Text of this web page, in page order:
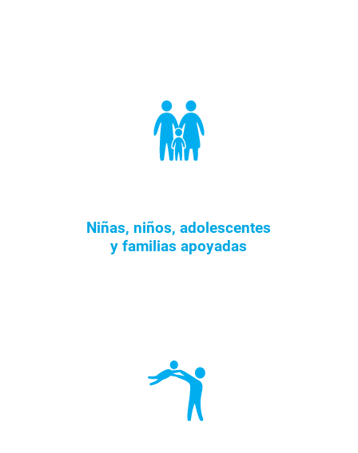
Niñas, niños, adolescentes
y familias apoyadas